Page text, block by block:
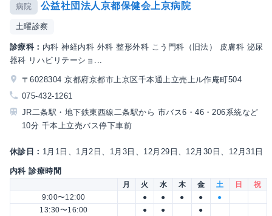
病院 公益社団法人京都保健会上京病院
土曜診察
診療科： 内科 神経内科 外科 整形外科 こう門科（旧法） 皮膚科 泌尿
器科 リハビリテーショ...
〒6028304 京都府京都市上京区千本通上立売上ル作庵町504
075-432-1261
JR二条駅・地下鉄東西線二条駅から 市バス6・46・206系統など
10分 千本上立売バス停下車前
休診日： 1月1日、1月2日、1月3日、12月29日、12月30日、12月31日
内科 診療時間
月 火 水 木 金 土 日
祝
9:00〜12:00
● ● ● ●
●
13:30〜16:00
● ● ●